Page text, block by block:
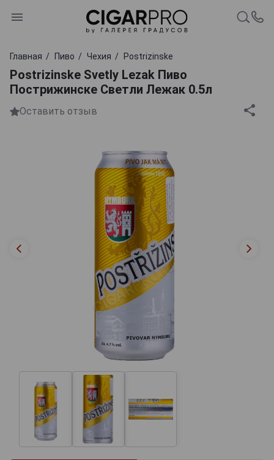
Главная Пиво Чехия Postrizinske
Postrizinske Svetly Lezak Пиво
Пострижинске Светли Лежак 0.5л
Оставить отзыв